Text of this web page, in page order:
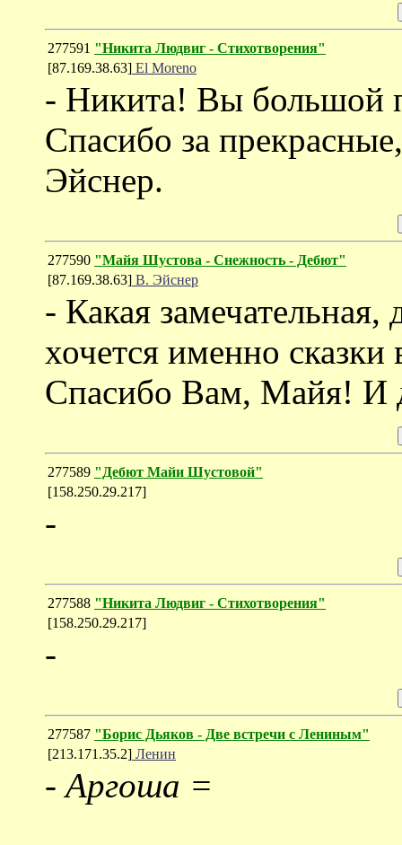
277591 "Никита Людвиг - Стихотворения"
[87.169.38.63] El Moreno
- Никита! Вы большой
Спасибо за
Эйснер.
277590 "Майя Шустова - Снежность - Дебют"
[87.169.38.63] В. Эйснер
- Какая замечательная,
хочется именно
Спасибо Вам, Майя! И
277589 "Дебют Майи Шустовой"
[158.250.29.217]
-
277588 "Никита Людвиг - Стихотворения"
[158.250.29.217]
-
277587 "Борис Дьяков - Две встречи с Лениным"
[213.171.35.2] Ленин
-Аргоша =